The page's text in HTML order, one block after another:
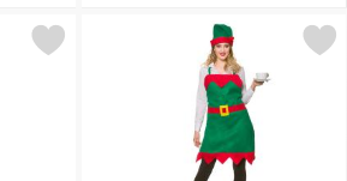
Oransje som favorittMerk nissealv Forkle